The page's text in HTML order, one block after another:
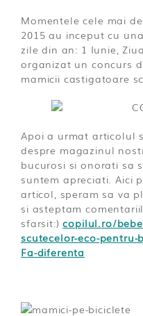
Momentele cele mai
2015 au inceput cu
zile din an: 1 Iunie,
organizat un concurs
mamicii castigatoare
Apoi a urmat articolul
despre magazinul
bucurosi si onorati sa
suntem apreciati. Aici
articol, speram sa va
si asteptam
sfarsit:)copilul.ro/
scutecelor-eco-
Fa-diferenta